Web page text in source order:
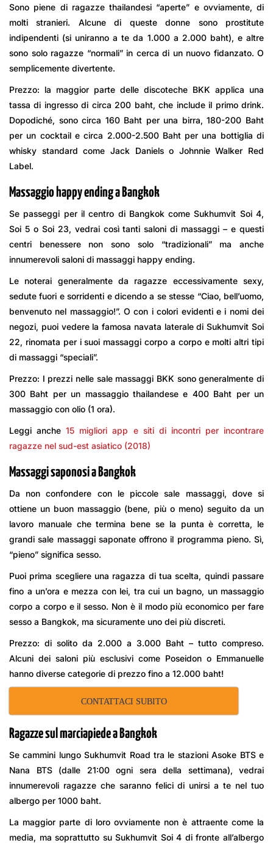
Sono piene di ragazze thailandesi “aperte” e ovviamente, di
molti stranieri. Alcune di queste donne sono prostitute
indipendenti (si uniranno a te da 1.000 a 2.000 baht), e altre
sono solo ragazze “normali” in cerca di un nuovo fidanzato. O
semplicemente divertente.
Prezzo: la maggior parte delle discoteche BKK applica una
tassa di ingresso di circa 200 baht, che include il primo drink.
Dopodiché, sono circa 160 Baht per una birra, 180-200 Baht
per un cocktail e circa 2.000-2.500 Baht per una bottiglia di
whisky standard come Jack Daniels o Johnnie Walker Red
Label.
Massaggio happy ending a Bangkok
Se passeggi per il centro di Bangkok come Sukhumvit Soi 4,
Soi 5 o Soi 23, vedrai così tanti saloni di massaggi – e questi
centri benessere non sono solo “tradizionali” ma anche
innumerevoli saloni di massaggi happy ending.
Le noterai generalmente da ragazze eccessivamente sexy,
sedute fuori e sorridenti e dicendo a se stesse “Ciao, bell’uomo,
benvenuto nel massaggio!”. O con i colori evidenti e i nomi dei
negozi, puoi vedere la famosa navata laterale di Sukhumvit Soi
22, rinomata per i suoi massaggi corpo a corpo e molti altri tipi
di massaggi “speciali”.
Prezzo: I prezzi nelle sale massaggi BKK sono generalmente di
300 Baht per un massaggio thailandese e 400 Baht per un
massaggio con olio (1 ora).
Leggi anche15 migliori app e siti di incontri per incontrare
ragazze nel sud-est asiatico (2018)
Massaggi saponosi a Bangkok
Da non confondere con le piccole sale massaggi, dove si
ottiene un buon massaggio (bene, più o meno) seguito da un
lavoro manuale che termina bene se la punta è corretta, le
grandi sale massaggi saponate offrono il programma pieno. Sì,
“pieno” significa sesso.
Puoi prima scegliere una ragazza di tua scelta, quindi passare
fino a un’ora e mezza con lei, tra cui un bagno, un massaggio
corpo a corpo e il sesso. Non è il modo più economico per fare
sesso a Bangkok, ma sicuramente uno dei più discreti.
Prezzo: di solito da 2.000 a 3.000 Baht – tutto compreso.
Alcuni dei saloni più esclusivi come Poseidon o Emmanuelle
hanno diverse categorie di prezzo fino a 12.000 baht!
CONTATTACI SUBITO
Ragazze sul marciapiede a Bangkok
Se cammini lungo Sukhumvit Road tra le stazioni Asoke BTS e
Nana BTS (dalle 21:00 ogni sera della settimana), vedrai
innumerevoli ragazze che saranno felici di unirsi a te nel tuo
albergo per 1000 baht.
La maggior parte di loro ovviamente non è attraente come la
media, ma soprattutto su Sukhumvit Soi 4 ​​di fronte all’albergo